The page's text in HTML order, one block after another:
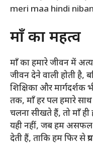
meri maa hindi
माँ का महत्व
माँ का हमारे जीवन में
जीवन देने वाली होती है,
शिक्षिका और
तक, माँ हर पल हमारे
चलना सीखते हैं, तो माँ
यही नहीं, जब हम असफल
देती हैं, ताकि हम फिर से